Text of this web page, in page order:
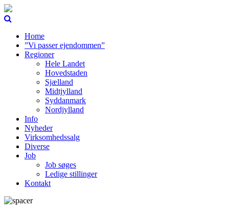
Home
”Vi passer ejendommen”
Regioner
Hele Landet
Hovedstaden
Sjælland
Midtjylland
Syddanmark
Nordjylland
Info
Nyheder
Virksomhedssalg
Diverse
Job
Job søges
Ledige stillinger
Kontakt